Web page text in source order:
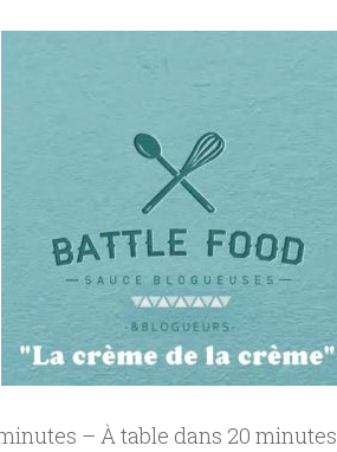
– À table dans 20 minutes